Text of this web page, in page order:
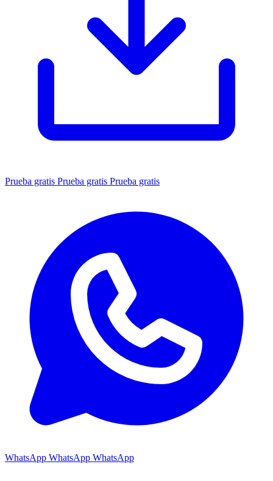
Prueba gratis Prueba gratis Prueba gratis
WhatsApp WhatsApp WhatsApp